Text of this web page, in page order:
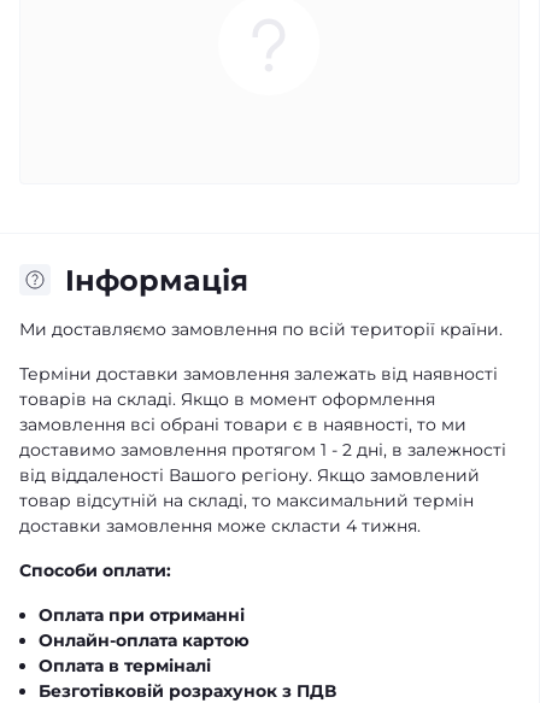
Iнформація
Ми доставляємо замовлення по всій території країни.
Терміни доставки замовлення залежать від наявності
товарів на складі. Якщо в момент оформлення
замовлення всі обрані товари є в наявності, то ми
доставимо замовлення протягом 1 - 2 дні, в залежності
від віддаленості Вашого регіону. Якщо замовлений
товар відсутній на складі, то максимальний термін
доставки замовлення може скласти 4 тижня.
Способи оплати:
Оплата при отриманні
Онлайн-оплата картою
Оплата в терміналі
Безготівковій розрахунок з ПДВ